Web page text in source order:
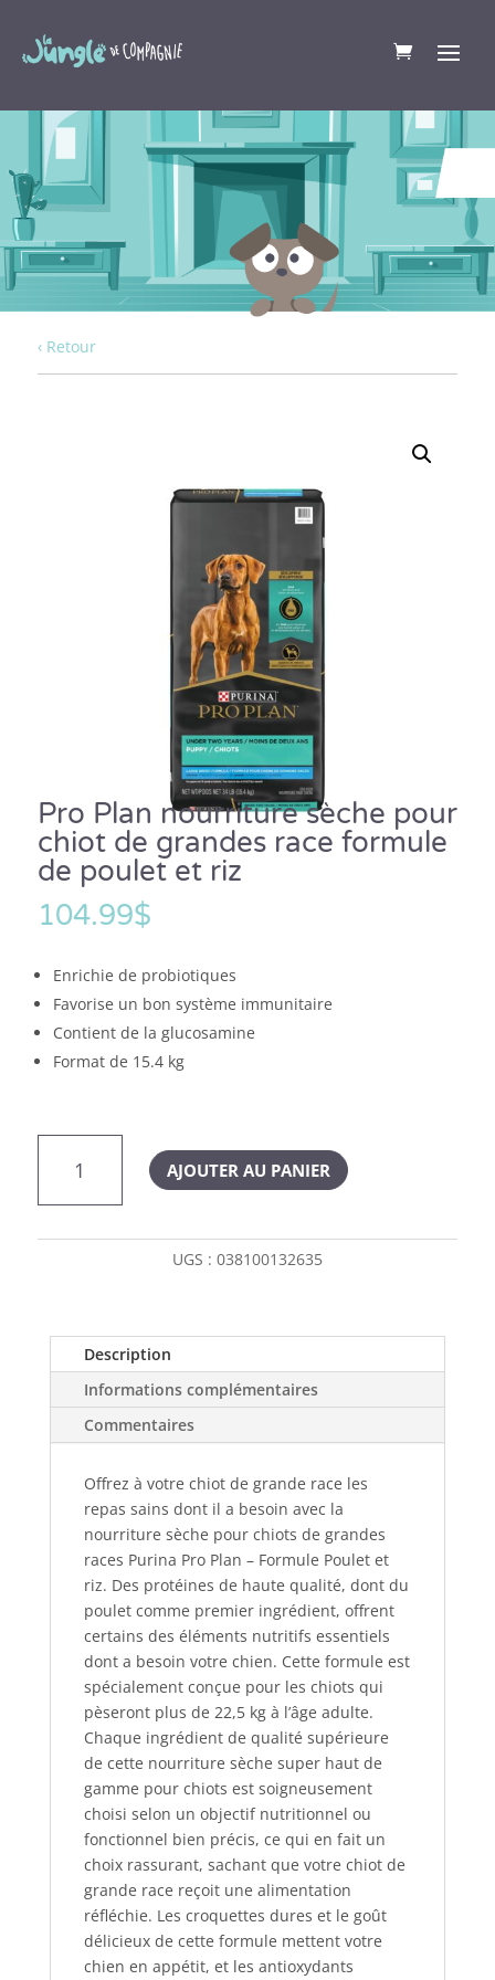
‹ Retour
Pro Plan nourriture sèche pour
chiot de grandes race formule
de poulet et riz
104.99$
Enrichie de probiotiques
Favorise un bon système immunitaire
Contient de la glucosamine
Format de 15.4 kg
grandes
formule
poulet
AJOUTER AU PANIER
UGS : 038100132635
Description
Informations complémentaires
Commentaires
Offrez à votre chiot de grande race les
repas sains dont il a besoin avec la
nourriture sèche pour chiots de grandes
races Purina Pro Plan – Formule Poulet et
riz. Des protéines de haute qualité, dont du
poulet comme premier ingrédient, offrent
certains des éléments nutritifs essentiels
dont a besoin votre chien. Cette formule est
spécialement conçue pour les chiots qui
pèseront plus de 22,5 kg à l’âge adulte.
Chaque ingrédient de qualité supérieure
de cette nourriture sèche super haut de
gamme pour chiots est soigneusement
choisi selon un objectif nutritionnel ou
fonctionnel bien précis, ce qui en fait un
choix rassurant, sachant que votre chiot de
grande race reçoit une alimentation
réfléchie. Les croquettes dures et le goût
délicieux de cette formule mettent votre
chien en appétit, et les antioxydants